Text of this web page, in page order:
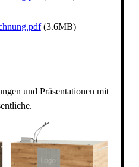
(3.6MB)
und Präsentationen mit